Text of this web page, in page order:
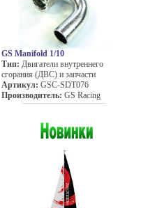
GS Manifold 1/10
Тип: Двигатели внутреннего
сгорания (ДВС) и запчасти
Артикул: GSC-SDT076
Производитель: GS Racing